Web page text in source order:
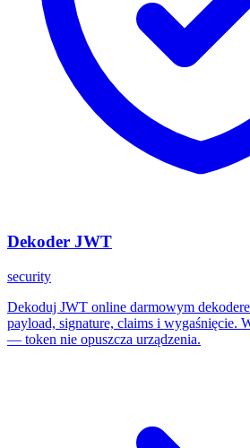
Dekoder JWT
security
Dekoduj JWT online darmowym
payload, signature, claims i wygaśnięcie.
— token nie opuszcza urządzenia.